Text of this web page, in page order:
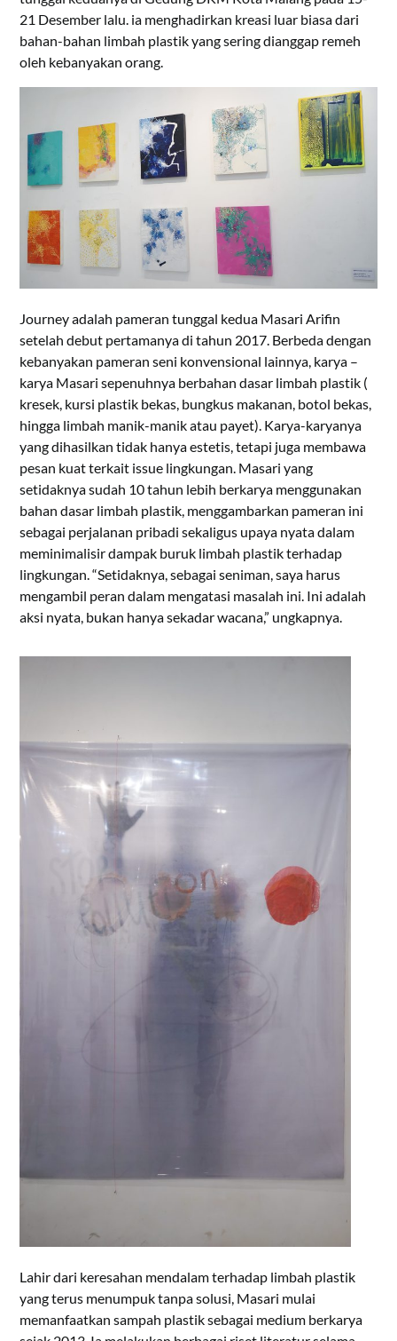
21 Desember lalu. ia menghadirkan kreasi luar biasa dari
bahan-bahan limbah plastik yang sering dianggap remeh
oleh kebanyakan orang.
Journey adalah pameran tunggal kedua Masari Arifin
setelah debut pertamanya di tahun 2017. Berbeda dengan
kebanyakan pameran seni konvensional lainnya, karya –
karya Masari sepenuhnya berbahan dasar limbah plastik (
kresek, kursi plastik bekas, bungkus makanan, botol bekas,
hingga limbah manik-manik atau payet). Karya-karyanya
yang dihasilkan tidak hanya estetis, tetapi juga membawa
pesan kuat terkait issue lingkungan. Masari yang
setidaknya sudah 10 tahun lebih berkarya menggunakan
bahan dasar limbah plastik, menggambarkan pameran ini
sebagai perjalanan pribadi sekaligus upaya nyata dalam
meminimalisir dampak buruk limbah plastik terhadap
lingkungan. “Setidaknya, sebagai seniman, saya harus
mengambil peran dalam mengatasi masalah ini. Ini adalah
aksi nyata, bukan hanya sekadar wacana,” ungkapnya.
Lahir dari keresahan mendalam terhadap limbah plastik
yang terus menumpuk tanpa solusi, Masari mulai
memanfaatkan sampah plastik sebagai medium berkarya